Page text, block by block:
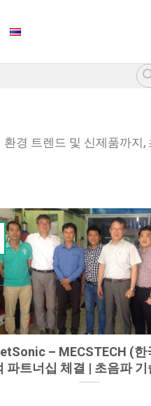
경 트렌드 및 신제품까지,
– MECSTECH (한
파트너십 체결 | 초음파 기